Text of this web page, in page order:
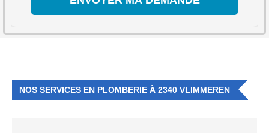
NOS SERVICES EN PLOMBERIE À 2340 VLIMMEREN